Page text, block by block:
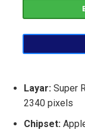
Layar: Super
2340 pixels
Chipset: